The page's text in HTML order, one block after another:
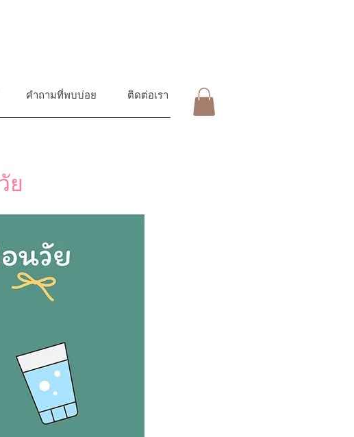
คำถามที่พบบ่อย ติดต่อเรา
ย